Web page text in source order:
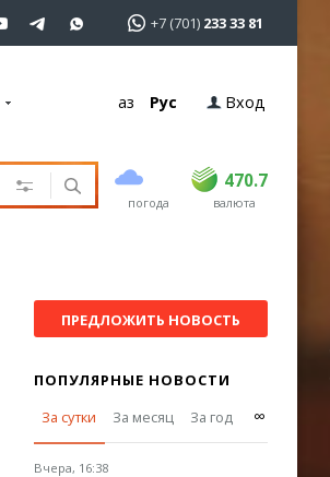
+7 (701) 233 33 81
Қаз Рус Вход
погода
470.7
USD 468.5 470.7
EUR валюта
ПРЕДЛОЖИТЬ НОВОСТЬ
ПОПУЛЯРНЫЕ НОВОСТИ
За сутки
За месяц За год ∞
Вчера, 16:38